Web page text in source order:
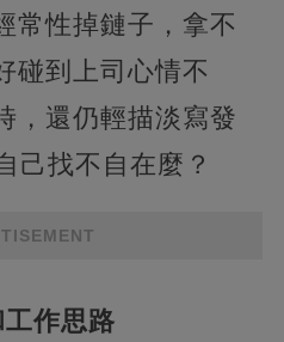
常性掉鏈子，拿不
碰到上司心情不
，還仍輕描淡寫發
己找不自在麼？
作思路